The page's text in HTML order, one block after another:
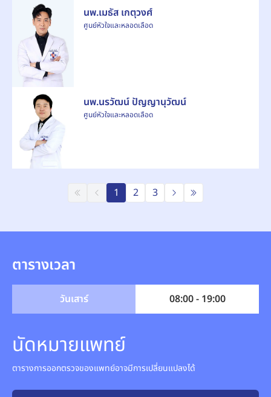
นพ.เมธัส เกตุวงศ์
ศูนย์หัวใจและหลอดเลือด
นพ.นรวัฒน์ ปัญญานุวัฒน์
ศูนย์หัวใจและหลอดเลือด
1 2 3
ตารางเวลา
วันเสาร์ 08:00 - 19:00
นัดหมายแพทย์
ตารางการออกตรวจของแพทย์อาจมีการเปลี่ยนแปลงได้